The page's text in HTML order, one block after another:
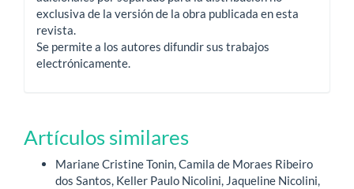
exclusiva de la versión de la obra publicada en esta
revista.
Se permite a los autores difundir sus trabajos
electrónicamente.
Artículos similares
Mariane Cristine Tonin, Camila de Moraes Ribeiro
dos Santos, Keller Paulo Nicolini, Jaqueline Nicolini,